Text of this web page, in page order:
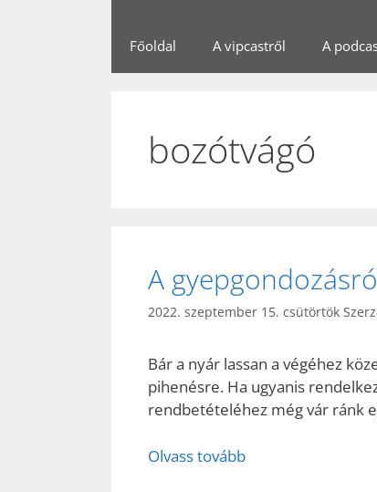
Főoldal A vipcastről A
bozótvágó
A
2022. szeptember 15. csütörtök
Bár a nyár lassan a végéhez
pihenésre. Ha ugyanis
rendbetételéhez még vár ránk
Olvass tovább